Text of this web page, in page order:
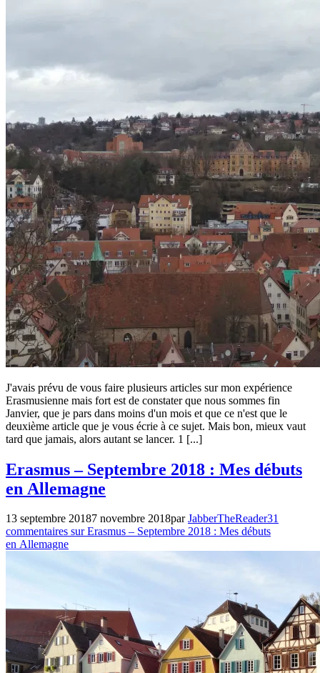
J'avais prévu de vous faire plusieurs articles sur mon expérience
Erasmusienne mais fort est de constater que nous sommes fin
Janvier, que je pars dans moins d'un mois et que ce n'est que le
deuxième article que je vous écrie à ce sujet. Mais bon, mieux vaut
tard que jamais, alors autant se lancer. 1 [...]
Non
classé,
Voyages
Erasmus – Septembre 2018 : Mes débuts
en Allemagne
13 septembre 20187 novembre 2018parJabberTheReader31
commentaires sur Erasmus – Septembre 2018 : Mes débuts
en Allemagne